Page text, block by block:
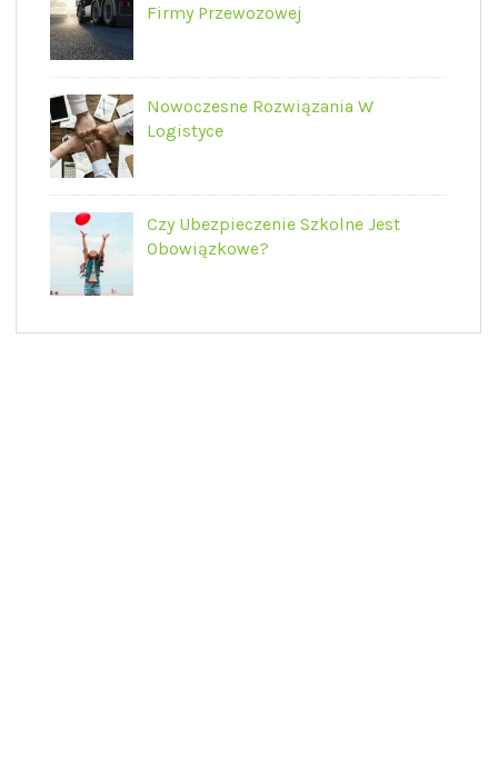
Firmy Przewozowej
Nowoczesne Rozwiązania W
Logistyce
Czy Ubezpieczenie Szkolne Jest
Obowiązkowe?